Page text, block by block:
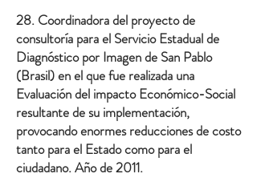
28. Coordinadora del proyecto de
consultoría para el Servicio Estadual de
Diagnóstico por Imagen de San Pablo
(Brasil) en el que fue realizada una
Evaluación del impacto Económico-Social
resultante de su implementación,
provocando enormes reducciones de costo
tanto para el Estado como para el
ciudadano. Año de 2011.